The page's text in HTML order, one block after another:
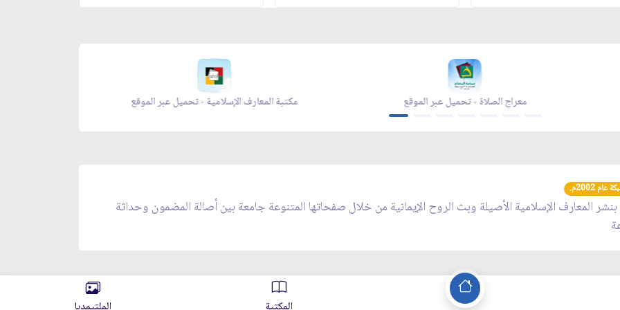
مكتبة المعارف الإسلامية - تحميل عبر الموقع معراج الصلاة - تحميل عبر الموقع
2002م.
المعارف الإسلامية الأصيلة وبث الروح الإيمانية من خلال صفحاتها المتنوعة جامعة بين أصالة المضمون وحداثة